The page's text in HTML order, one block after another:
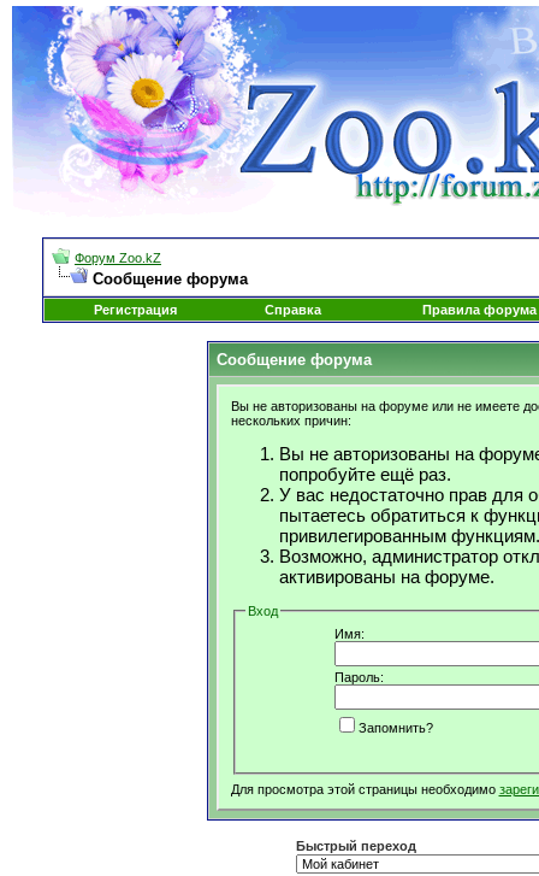
Форум Zoo.kZ
Сообщение форума
Регистрация Справка Правила форума
Сообщение форума
Вы не авторизованы на форуме или не имеете
нескольких причин:
Вы не авторизованы на
попробуйте ещё раз.
У вас недостаточно прав для
пытаетесь обратиться к
привилегированным функциям.
Возможно, администратор
активированы на форуме.
Вход
Имя:
Пароль:
Запомнить?
Для просмотра этой страницы необходимо
Быстрый переход